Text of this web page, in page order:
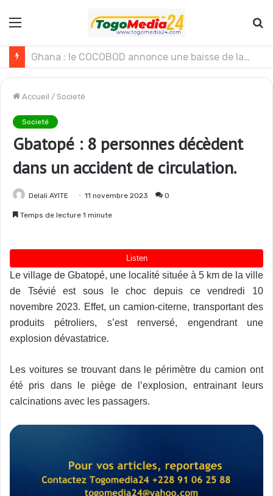
Menu
Le Ghana envisage des réformes politiques
Accueil / Societé
Societé
Gbatopé : 8 personnes décèdent
dans un accident de circulation.
Delali AYITE 11 novembre 2023 0
Temps de lecture 1 minute
Le village de Gbatopé, une localité située à 5 km de la ville
de Tsévié est sous le choc depuis ce vendredi 10
novembre 2023. Effet, un camion-citerne, transportant des
produits pétroliers, s’est renversé, engendrant une
explosion dévastatrice.
Les voitures se trouvant dans le périmètre du camion ont
été pris dans le piège de l’explosion, entrainant leurs
calcinations avec les passagers.